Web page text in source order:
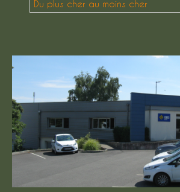
Du plus cher au moins cher
Surface
Pièces
Pièces
Référence